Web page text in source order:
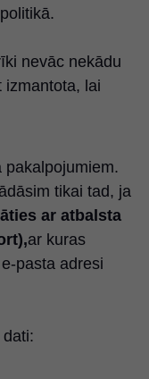
nevāc nekādu
izmantota, lai
tikai tad, ja
ar atbalsta
ar kuras
pasta adresi